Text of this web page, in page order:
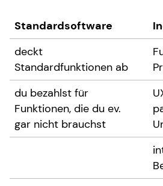
Standardsoftware
deckt
Standardfunktionen ab
du bezahlst für
Funktionen, die du ev.
gar nicht brauchst